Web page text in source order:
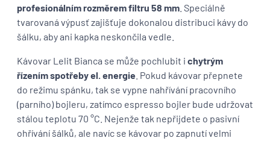
profesionálním rozměrem filtru 58 mm . Speciálně
tvarovaná výpusť zajišťuje dokonalou distribuci kávy do
šálku, aby ani kapka neskončila vedle.
Kávovar Lelit Bianca se může pochlubit i chytrým
řízením spotřeby el. energie . Pokud kávovar přepnete
do režimu spánku, tak se vypne nahřívání pracovního
(parního) bojleru, zatímco espresso bojler bude udržovat
stálou teplotu 70 °C. Nejenže tak nepřijdete o pasivní
ohřívání šálků, ale navíc se kávovar po zapnutí velmi